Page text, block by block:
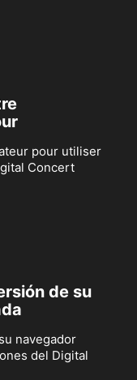
pour utiliser
Concert
de su
navegador
del Digital